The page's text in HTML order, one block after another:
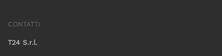
CONTATTI
T24 S.r.l.